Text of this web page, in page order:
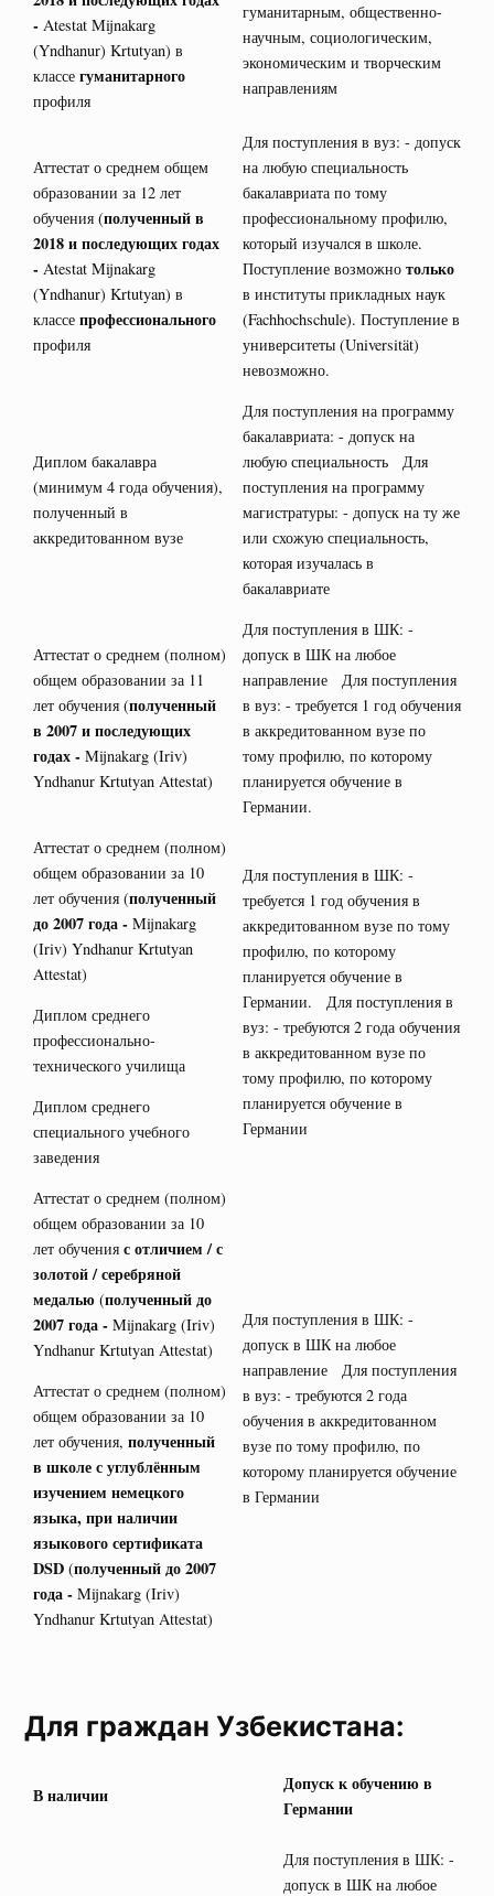
- Atestat Mijnakarg
(Yndhanur) Krtutyan) в
классе гуманитарного
профиля
гуманитарным, общественно-
научным, социологическим,
экономическим и творческим
направлениям
Аттестат о среднем общем
образовании за 12 лет
обучения (полученный в
2018 и последующих годах
- Atestat Mijnakarg
(Yndhanur) Krtutyan) в
классе профессионального
профиля
Для поступления в вуз: - допуск
на любую специальность
бакалавриата по тому
профессиональному профилю,
который изучался в школе.
Поступление возможно только
в институты прикладных наук
(Fachhochschule). Поступление в
университеты (Universität)
невозможно.
Диплом бакалавра
(минимум 4 года обучения),
полученный в
аккредитованном вузе
Для поступления на программу
бакалавриата: - допуск на
любую специальность Для
поступления на программу
магистратуры: - допуск на ту же
или схожую специальность,
которая изучалась в
бакалавриате
Аттестат о среднем (полном)
общем образовании за 11
лет обучения (полученный
в 2007 и последующих
годах - Mijnakarg (Iriv)
Yndhanur Krtutyan Attestat)
Для поступления в ШК: -
допуск в ШК на любое
направление Для поступления
в вуз: - требуется 1 год обучения
в аккредитованном вузе по
тому профилю, по которому
планируется обучение в
Германии.
Аттестат о среднем (полном)
общем образовании за 10
лет обучения (полученный
до 2007 года - Mijnakarg
(Iriv) Yndhanur Krtutyan
Attestat)
Для поступления в ШК: -
требуется 1 год обучения в
аккредитованном вузе по тому
профилю, по которому
планируется обучение в
Германии. Для поступления в
вуз: - требуются 2 года обучения
в аккредитованном вузе по
тому профилю, по которому
планируется обучение в
Германии
Диплом среднего
профессионально-
технического училища
Диплом среднего
специального учебного
заведения
Аттестат о среднем (полном)
общем образовании за 10
лет обучения с отличием / с
золотой / серебряной
медалью (полученный до
2007 года - Mijnakarg (Iriv)
Yndhanur Krtutyan Attestat)
Для поступления в ШК: -
допуск в ШК на любое
направление Для поступления
в вуз: - требуются 2 года
обучения в аккредитованном
вузе по тому профилю, по
которому планируется обучение
в Германии
Аттестат о среднем (полном)
общем образовании за 10
лет обучения, полученный
в школе с углублённым
изучением немецкого
языка, при наличии
языкового сертификата
DSD(полученный до 2007
года - Mijnakarg (Iriv)
Yndhanur Krtutyan Attestat)
Для граждан Узбекистана:
В наличии
Допуск к обучению в
Германии
Для поступления в ШК: -
допуск в ШК на любое